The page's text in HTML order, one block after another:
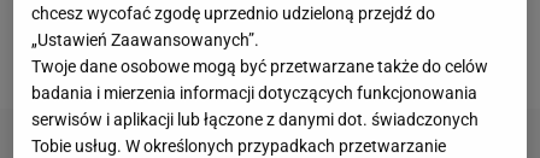
rozpętało się prawdziwe piekło. Piekło, którego
płomienie widać w całej Europie.
chcesz wycofać zgodę uprzednio udzieloną przejdź do
„Ustawień Zaawansowanych”.
Twoje dane osobowe mogą być przetwarzane także do celów
badania i mierzenia informacji dotyczących funkcjonowania
serwisów i aplikacji lub łączone z danymi dot. świadczonych
Tobie usług. W określonych przypadkach przetwarzanie